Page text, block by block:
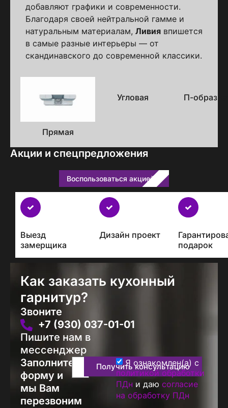
добавляют графики и современности.
Благодаря своей нейтральной гамме и
натуральным материалам, Ливия впишется
в самые разные интерьеры — от
скандинавского до современной классики.
исполнения
Прямая
Угловая П-
Акции и спецпредложения
Воспользоваться акцией
Бесплатно
с
проектом
Выезд
замерщика
Дизайн проект
подарок
Как заказать кухонный
гарнитур?
Звоните
+7 (930) 037-01-01
Пишите нам в
мессенджер
Заполните
форму и
мы Вам
перезвоним
Получить консультацию
Я ознакомлен(а) с
политикой обработки
ПДн и даю согласие
на обработку ПДн